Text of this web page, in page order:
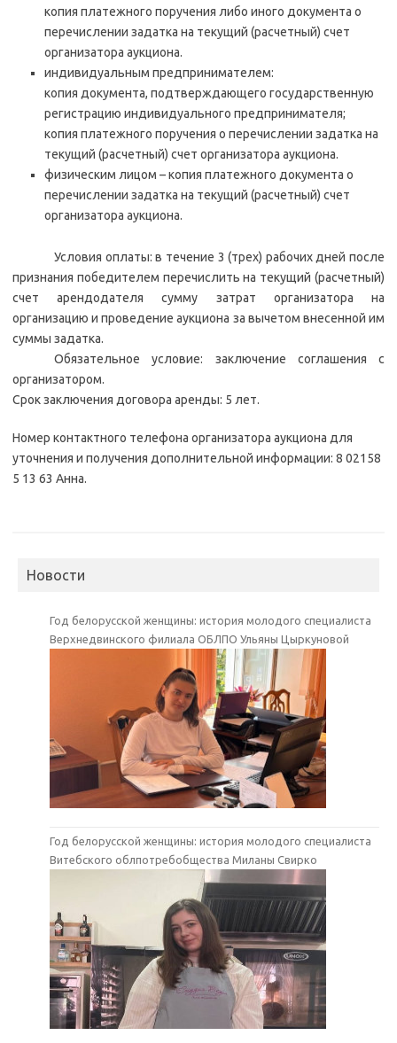
копия платежного поручения либо иного документа о
перечислении задатка на текущий (расчетный) счет
организатора аукциона.
индивидуальным предпринимателем:
копия документа, подтверждающего государственную
регистрацию индивидуального предпринимателя;
копия платежного поручения о перечислении задатка на
текущий (расчетный) счет организатора аукциона.
физическим лицом – копия платежного документа о
перечислении задатка на текущий (расчетный) счет
организатора аукциона.
Условия оплаты: в течение 3 (трех) рабочих дней после
признания победителем перечислить на текущий (расчетный)
счет арендодателя сумму затрат организатора на
организацию и проведение аукциона за вычетом внесенной им
суммы задатка.
Обязательное условие: заключение соглашения с
организатором.
Срок заключения договора аренды: 5 лет.
Номер контактного телефона организатора аукциона для
уточнения и получения дополнительной информации: 8 02158
5 13 63 Анна.
Новости
Год белорусской женщины: история молодого специалиста
Верхнедвинского филиала ОБЛПО Ульяны Цыркуновой
Год белорусской женщины: история молодого специалиста
Витебского облпотребобщества Миланы Свирко